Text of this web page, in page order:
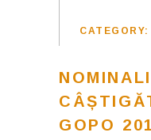
CATEGORY:
GOPO